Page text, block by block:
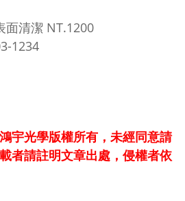
面清潔 NT.1200
1234
宇光學版權所有，未經同意請
者請註明文章出處，侵權者依